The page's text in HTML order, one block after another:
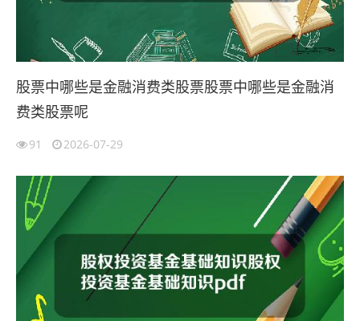
股票中哪些是金融消费类股票股票中哪些是金融消
费类股票呢
91 2026-07-29